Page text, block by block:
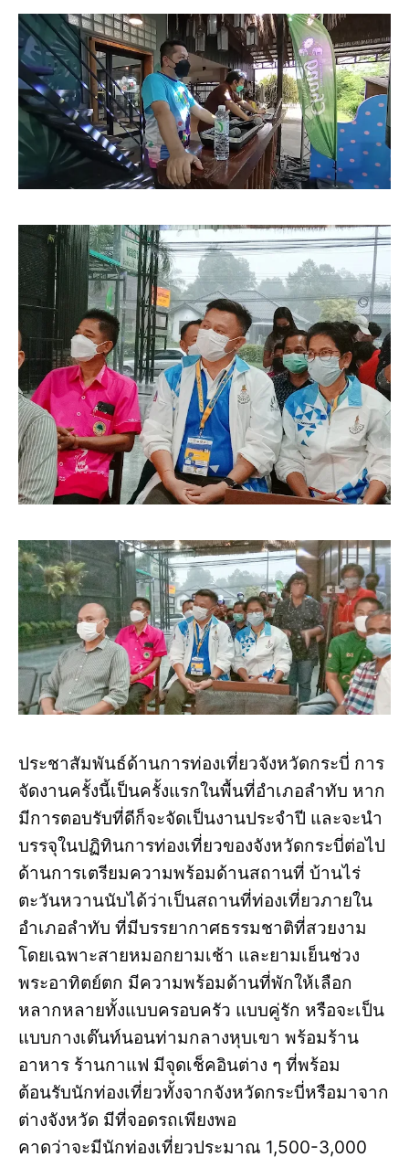
ประชาสัมพันธ์ด้านการท่องเที่ยวจังหวัดกระบี่ การ
จัดงานครั้งนี้เป็นครั้งแรกในพื้นที่อำเภอลำทับ หาก
มีการตอบรับที่ดีก็จะจัดเป็นงานประจำปี และจะนำ
บรรจุในปฏิทินการท่องเที่ยวของจังหวัดกระบี่ต่อไป
ด้านการเตรียมความพร้อมด้านสถานที่ บ้านไร่
ตะวันหวานนับได้ว่าเป็นสถานที่ท่องเที่ยวภายใน
อำเภอลำทับ ที่มีบรรยากาศธรรมชาติที่สวยงาม
โดยเฉพาะสายหมอกยามเช้า และยามเย็นช่วง
พระอาทิตย์ตก มีความพร้อมด้านที่พักให้เลือก
หลากหลายทั้งแบบครอบครัว แบบคู่รัก หรือจะเป็น
แบบกางเต๊นท์นอนท่ามกลางหุบเขา พร้อมร้าน
อาหาร ร้านกาแฟ มีจุดเช็คอินต่าง ๆ ที่พร้อม
ต้อนรับนักท่องเที่ยวทั้งจากจังหวัดกระบี่หรือมาจาก
ต่างจังหวัด มีที่จอดรถเพียงพอ
คาดว่าจะมีนักท่องเที่ยวประมาณ 1,500-3,000